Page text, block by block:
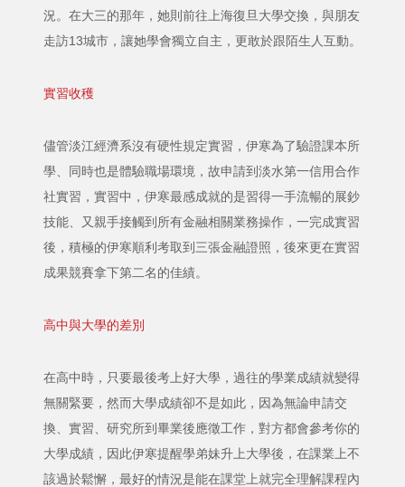
況。在大三的那年，她則前往上海復旦大學交換，與朋友
走訪13城市，讓她學會獨立自主，更敢於跟陌生人互動。
實習收穫
儘管淡江經濟系沒有硬性規定實習，伊寒為了驗證課本所
學、同時也是體驗職場環境，故申請到淡水第一信用合作
社實習，實習中，伊寒最感成就的是習得一手流暢的展鈔
技能、又親手接觸到所有金融相關業務操作，一完成實習
後，積極的伊寒順利考取到三張金融證照，後來更在實習
成果競賽拿下第二名的佳績。
高中與大學的差別
在高中時，只要最後考上好大學，過往的學業成績就變得
無關緊要，然而大學成績卻不是如此，因為無論申請交
換、實習、研究所到畢業後應徵工作，對方都會參考你的
大學成績，因此伊寒提醒學弟妹升上大學後，在課業上不
該過於鬆懈，最好的情況是能在課堂上就完全理解課程內